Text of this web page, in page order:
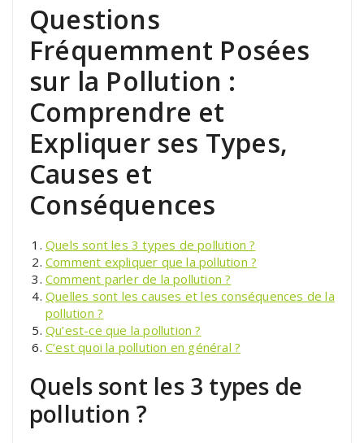
Questions
Fréquemment Posées
sur la Pollution :
Comprendre et
Expliquer ses Types,
Causes et
Conséquences
Quels sont les 3 types de pollution ?
Comment expliquer que la pollution ?
Comment parler de la pollution ?
Quelles sont les causes et les conséquences de la
pollution ?
Qu’est-ce que la pollution ?
C’est quoi la pollution en général ?
Quels sont les 3 types de
pollution ?